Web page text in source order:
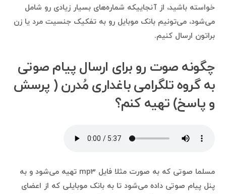
خواسته باشید، از آنجاییکه شماره‌های بسیار زیادی رو شامل
می‌شود، می‌تونیم بانک موبایل‌ رو به تفکیک جنسیت مرد یا زن
براتون ارسال کنیم.
چگونه صوت رو برای ارسال پیام صوتی
به گروه تلگرامی باغداری مُدرن ( پرسش
و پاسخ) تهیه کنم؟
مسلما صوتی که به صورت مثلا فایل mp3 تهیه می‌شود و به
پنل پیام صوتی داده می‌شود تا به بانک موبایلی که از اعضای